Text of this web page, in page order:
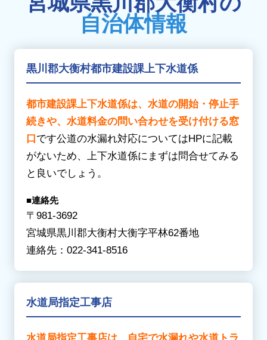
仙台市太白区/仙台市泉区/仙台市若林区 /
仙台市宮城野区
/仙台市青葉区
多賀城市 / 遠田郡美里町/ 遠田郡涌谷町
谷市/登米市
【な行】
名取市
【は行】
東松島市
【ま行】
町
【わ行】
亘理郡山元町/亘理郡亘理町
多方市 / 北塩原村 /国見町 / 桑折町/ 郡山市
栄村 / 富岡町
【な行】
中島村 / 浪江町 / 楢葉町 / 西会津町 / 西郷村 /
二本松市
【は行】
福島市
野町 / 双葉町 / 古殿町
【ま行】
三島町 / 南会津町 / 南相馬市 /
柳津町 / 矢吹町 / 矢祭町 / 湯川村
東根市
自治体情報
黒川郡大衡村都市建設課上下水道係
都市建設課上下水道係は、水道の開始・停止手
続きや、水道料金の問い合わせを受け付ける窓
口です公道の水漏れ対応についてはHPに記載
がないため、上下水道係にまずは問合せてみる
と良いでしょう。
■連絡先
〒981-3692
宮城県黒川郡大衡村大衡字平林62番地
連絡先：022-341-8516
水道局指定工事店